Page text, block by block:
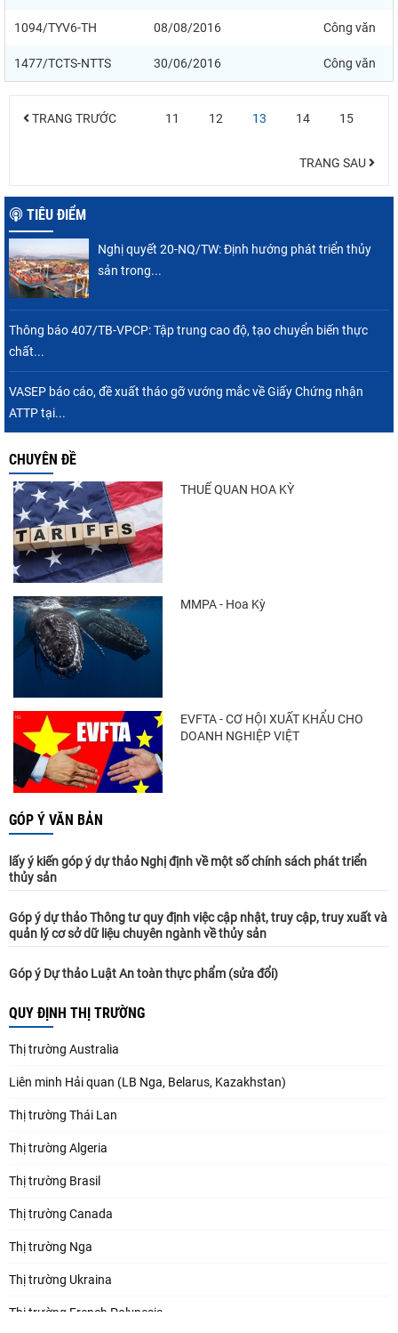
1094/TYV6-TH 08/08/2016 Công văn
1477/TCTS-NTTS 30/06/2016 Công văn
TRANG TRƯỚC 11 12 13 14 15
TRANG SAU
TIÊU ĐIỂM
Nghị quyết 20-NQ/TW: Định hướng phát triển thủy
sản trong...
Thông báo 407/TB-VPCP: Tập trung cao độ, tạo chuyển biến thực
chất...
VASEP báo cáo, đề xuất tháo gỡ vướng mắc về Giấy Chứng nhận
ATTP tại...
CHUYÊN ĐỀ
THUẾ QUAN HOA KỲ
MMPA - Hoa Kỳ
EVFTA - CƠ HỘI XUẤT KHẨU CHO
DOANH NGHIỆP VIỆT
GÓP Ý VĂN BẢN
lấy ý kiến góp ý dự thảo Nghị định về một số chính sách phát triển
thủy sản
Góp ý dự thảo Thông tư quy định việc cập nhật, truy cập, truy xuất và
quản lý cơ sở dữ liệu chuyên ngành về thủy sản
Góp ý Dự thảo Luật An toàn thực phẩm (sửa đổi)
QUY ĐỊNH THỊ TRƯỜNG
Thị trường Australia
Liên minh Hải quan (LB Nga, Belarus, Kazakhstan)
Thị trường Thái Lan
Thị trường Algeria
Thị trường Brasil
Thị trường Canada
Thị trường Nga
Thị trường Ukraina
Thị trường French Polynesia